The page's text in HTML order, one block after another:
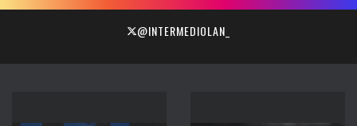
@INTERMEDIOLAN_